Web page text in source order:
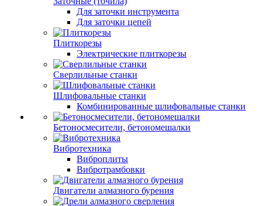
Для заточки инструмента
Для заточки цепей
Плиткорезы
Электрические плиткорезы
Сверлильные станки
Шлифовальные станки
Комбинированные шлифовальные станки
Бетоносмесители, бетономешалки
Вибротехника
Виброплиты
Вибротрамбовки
Двигатели алмазного бурения